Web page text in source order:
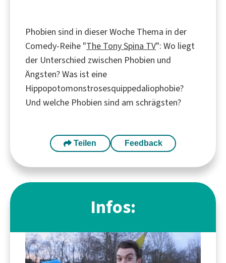
Phobien sind in dieser Woche Thema in der
Comedy-Reihe "The Tony Spina TV": Wo liegt
der Unterschied zwischen Phobien und
Ängsten? Was ist eine
Hippopotomonstrosesquippedaliophobie?
Und welche Phobien sind am schrägsten?
Teilen Feedback
Infos: